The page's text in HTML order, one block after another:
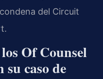
del Circuit
Of Counsel
caso de